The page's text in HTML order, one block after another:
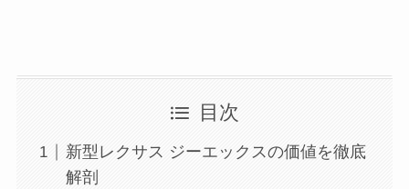
目次
新型レクサス ジーエックスの価値を徹底
解剖